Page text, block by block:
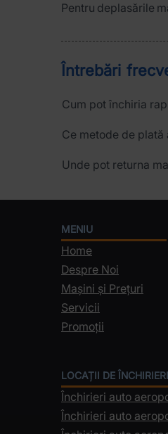
Pentru deplasările
Întrebări
Cum pot închiria
Ce metode de
Unde pot returna
MENIU
Home
Despre Noi
Mașini și Prețuri
Servicii
Promoții
LOCAȚII DE
Închirieri auto
Închirieri auto